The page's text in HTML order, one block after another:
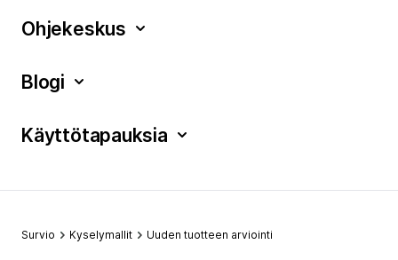
Ohjekeskus
Blogi
Käyttötapauksia
Survio Kyselymallit Uuden tuotteen arviointi